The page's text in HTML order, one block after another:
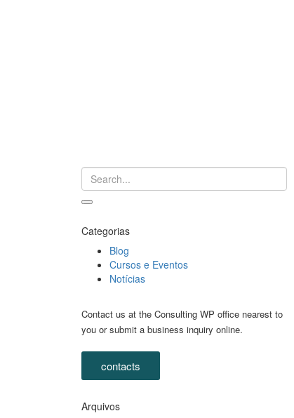
Categorias
Blog
Cursos e Eventos
Notícias
Contact us at the Consulting WP office nearest to
you or submit a business inquiry online.
contacts
Arquivos